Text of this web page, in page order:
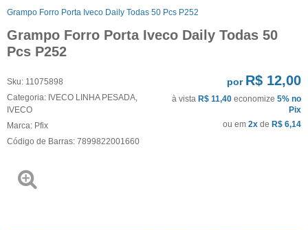
Grampo Forro Porta Iveco Daily Todas 50 Pcs P252
Grampo Forro Porta Iveco Daily Todas 50
Pcs P252
Sku: 11075898
Categoria: IVECO LINHA PESADA
IVECO
Marca: Pfix
Código de Barras: 7899822001660
por R$ 12,00
à vista R$ 11,40 economize 5% no
Pix
ou em 2x de R$ 6,14